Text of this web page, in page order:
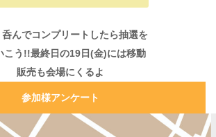
んでコンプリートしたら抽選を
こう!!最終日の19日(金)には移動
販売も会場にくるよ
参加様アンケート